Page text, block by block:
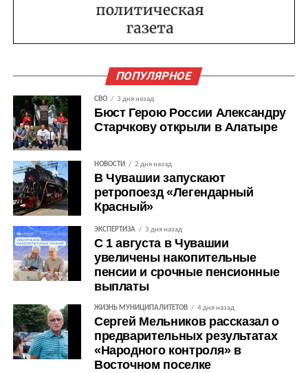
ПОПУЛЯРНОЕ
СВО 3 дня назад
Бюст Герою России Александру
Старчкову открыли в Алатыре
НОВОСТИ 2 дня назад
В Чувашии запускают
ретропоезд «Легендарный
Красный»
ЭКСПЕРТИЗА 3 дня назад
С 1 августа в Чувашии
увеличены накопительные
пенсии и срочные пенсионные
выплаты
ЖИЗНЬ МУНИЦИПАЛИТЕТОВ 4 дня назад
Сергей Мельников рассказал о
предварительных результатах
«Народного контроля» в
Восточном поселке